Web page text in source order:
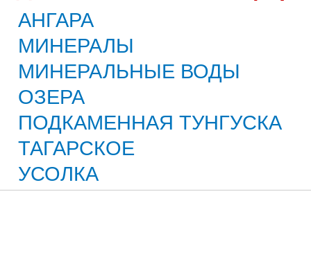
АНГАРА
МИНЕРАЛЫ
МИНЕРАЛЬНЫЕ ВОДЫ
ОЗЕРА
ПОДКАМЕННАЯ ТУНГУСКА
ТАГАРСКОЕ
УСОЛКА